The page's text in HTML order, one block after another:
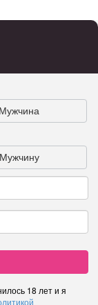
Мужчина
Мужчину
18 лет и я